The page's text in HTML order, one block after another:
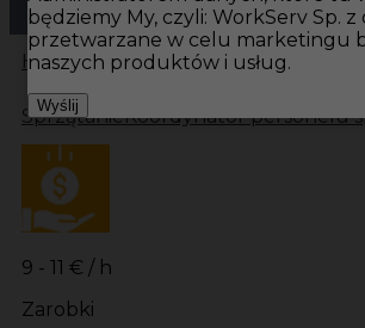
Hotistin Oferty pracySprzątanie
SprzątanieKoordynator personelu
9 - 11 € / h
Zarobki
będziemy My, czyli: WorkServ Sp. z
przetwarzane w celu marketingu
naszych produktów i usług.
Wyślij